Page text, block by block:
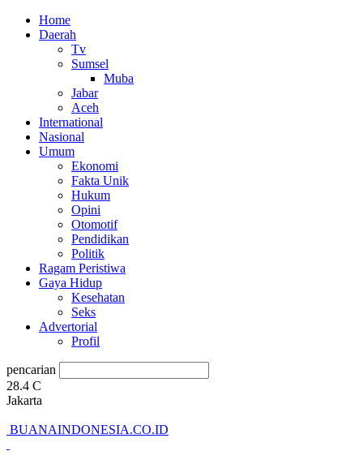
Home
Daerah
Tv
Sumsel
Muba
Jabar
Aceh
International
Nasional
Umum
Ekonomi
Fakta Unik
Hukum
Opini
Otomotif
Pendidikan
Politik
Ragam Peristiwa
Gaya Hidup
Kesehatan
Seks
Advertorial
Profil
pencarian
28.4 C
Jakarta
BUANAINDONESIA.CO.ID